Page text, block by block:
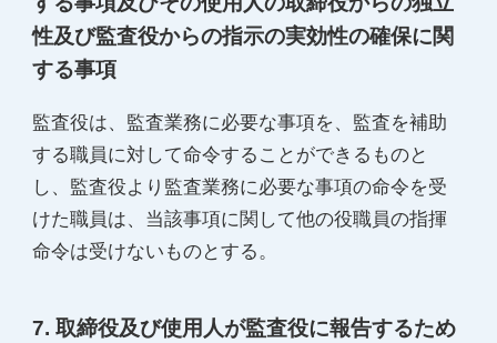
性及び監査役からの指示の実効性の確保に関
する事項
監査役は、監査業務に必要な事項を、監査を補助
する職員に対して命令することができるものと
し、監査役より監査業務に必要な事項の命令を受
けた職員は、当該事項に関して他の役職員の指揮
命令は受けないものとする。
7. 取締役及び使用人が監査役に報告するため